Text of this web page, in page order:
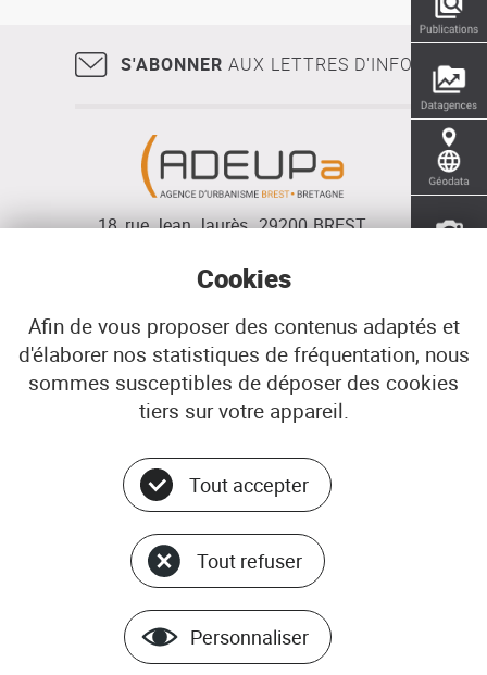
S'ABONNER AUX LETTRES D'INFO
18, rue Jean Jaurès 29200 BREST
Menu
© ADEUPa
PLAN DU SITE
GÉRER LES COOKIES
MENTIONS LÉGALES
Cookies
Afin de vous proposer des contenus adaptés et
d'élaborer nos statistiques de fréquentation, nous
sommes susceptibles de déposer des cookies
tiers sur votre appareil.
Tout accepter
Tout refuser
Personnaliser